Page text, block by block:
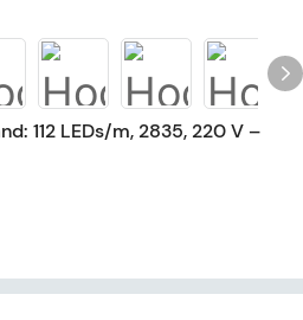
112 LEDs/m, 2835, 220 V –